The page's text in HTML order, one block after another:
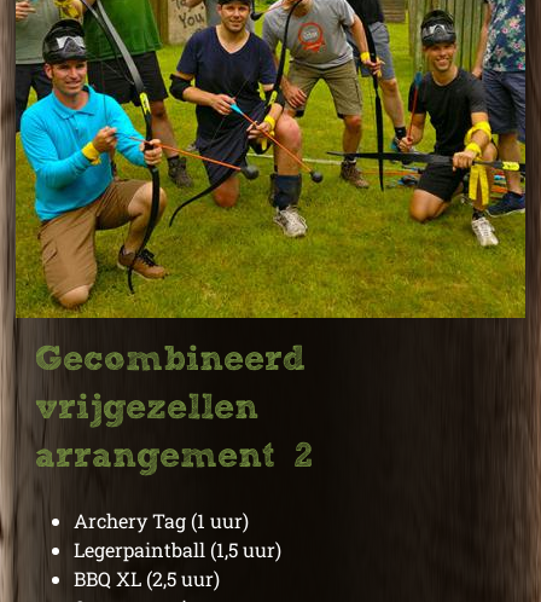
Gecombineerd
vrijgezellen
arrangement 2
Archery Tag (1 uur)
Legerpaintball (1,5 uur)
BBQ XL (2,5 uur)